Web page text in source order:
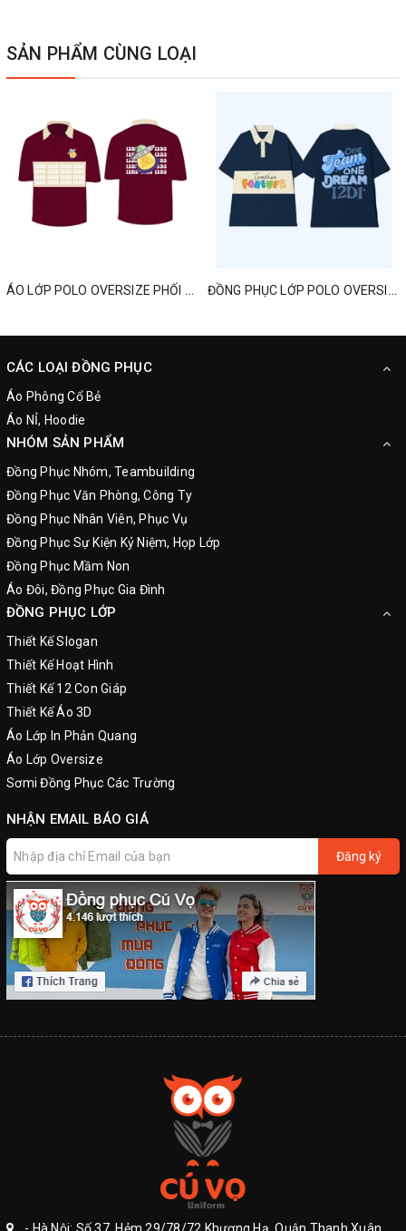
SẢN PHẨM CÙNG LOẠI
ÁO LỚP POLO OVERSIZE PHỐI MÀU MỚI NHẤT ĐỒNG PHỤC LỚP POLO OVERSIZED ONE TEAM ONE DREAM
CÁC LOẠI ĐỒNG PHỤC
Áo Phông Cổ Bẻ
Áo NỈ, Hoodie
NHÓM SẢN PHẨM
Đồng Phục Nhóm, Teambuilding
Đồng Phục Văn Phòng, Công Ty
Đồng Phục Nhân Viên, Phục Vụ
Đồng Phục Sự Kiện Kỷ Niệm, Họp Lớp
Đồng Phục Mầm Non
Áo Đôi, Đồng Phục Gia Đình
ĐỒNG PHỤC LỚP
Thiết Kế Slogan
Thiết Kế Hoạt Hình
Thiết Kế 12 Con Giáp
Thiết Kế Áo 3D
Áo Lớp In Phản Quang
Áo Lớp Oversize
Sơmi Đồng Phục Các Trường
NHẬN EMAIL BÁO GIÁ
Đăng ký